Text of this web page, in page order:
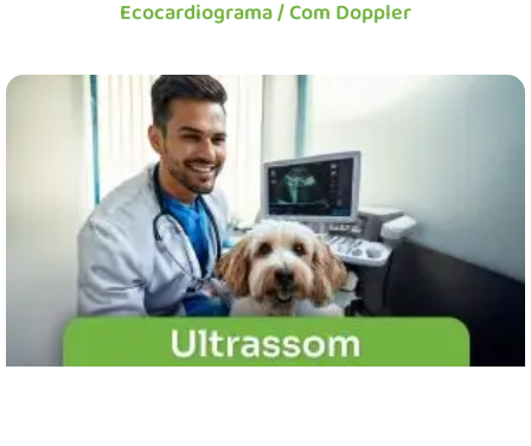
Ecocardiograma / Com Doppler